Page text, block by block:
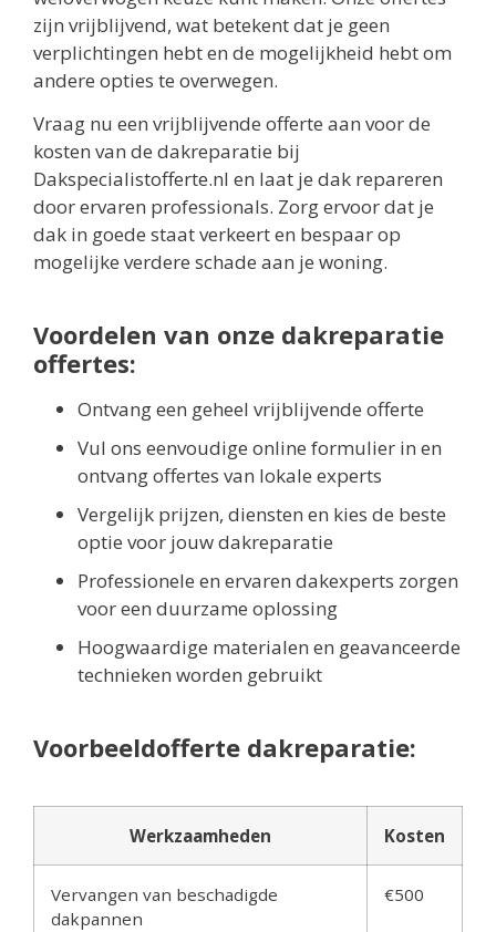
zijn vrijblijvend, wat betekent dat je geen
verplichtingen hebt en de mogelijkheid hebt om
andere opties te overwegen.
Vraag nu een vrijblijvende offerte aan voor de
kosten van de dakreparatie bij
Dakspecialistofferte.nl en laat je dak repareren
door ervaren professionals. Zorg ervoor dat je
dak in goede staat verkeert en bespaar op
mogelijke verdere schade aan je woning.
Voordelen van onze dakreparatie
offertes:
Ontvang een geheel vrijblijvende offerte
Vul ons eenvoudige online formulier in en
ontvang offertes van lokale experts
Vergelijk prijzen, diensten en kies de beste
optie voor jouw dakreparatie
Professionele en ervaren dakexperts zorgen
voor een duurzame oplossing
Hoogwaardige materialen en geavanceerde
technieken worden gebruikt
Voorbeeldofferte dakreparatie:
Werkzaamheden Kosten
Vervangen van beschadigde
dakpannen
€500